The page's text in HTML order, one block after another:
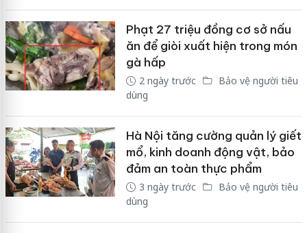
Phạt 27 triệu đồng cơ sở nấu
ăn để giòi xuất hiện trong món
gà hấp
2 ngày trước
Bảo vệ người tiêu
dùng
Hà Nội tăng cường quản lý giết
mổ, kinh doanh động vật, bảo
đảm an toàn thực phẩm
3 ngày trước
Bảo vệ người tiêu
dùng